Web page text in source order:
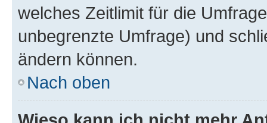
welches Zeitlimit für die
unbegrenzte Umfrage) und
ändern können.
Nach oben